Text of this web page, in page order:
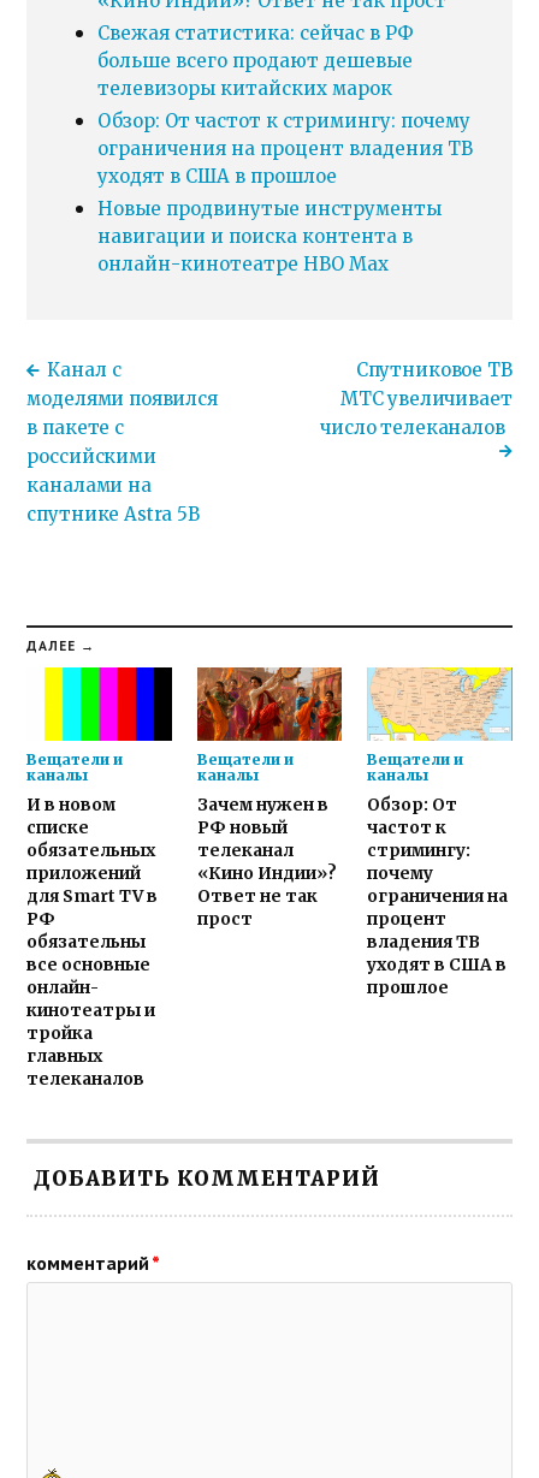
Свежая статистика: сейчас в РФ
больше всего продают дешевые
телевизоры китайских марок
Обзор: От частот к стримингу: почему
ограничения на процент владения ТВ
уходят в США в прошлое
Новые продвинутые инструменты
навигации и поиска контента в
онлайн-кинотеатре HBO Max
Канал с
моделями появился
в пакете с
российскими
каналами на
спутнике Astra 5B
Спутниковое ТВ
МТС увеличивает
число телеканалов
ДАЛЕЕ →
Вещатели и
каналы
И в новом
списке
обязательных
приложений
для Smart TV в
РФ
обязательны
все основные
онлайн-
кинотеатры и
тройка
главных
телеканалов
Вещатели и
каналы
Зачем нужен в
РФ новый
телеканал
«Кино Индии»?
Ответ не так
прост
Вещатели и
каналы
Обзор: От
частот к
стримингу:
почему
ограничения на
процент
владения ТВ
уходят в США в
прошлое
ДОБАВИТЬ КОММЕНТАРИЙ
комментарий *